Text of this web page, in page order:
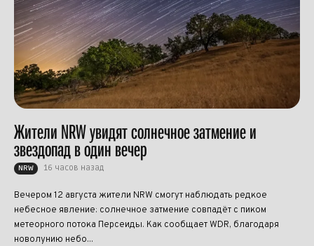
Жители NRW увидят солнечное затмение и
звездопад в один вечер
NRW 16 часов назад
Вечером 12 августа жители NRW смогут наблюдать редкое
небесное явление: солнечное затмение совпадёт с пиком
метеорного потока Персеиды. Как сообщает WDR, благодаря
новолунию небо...